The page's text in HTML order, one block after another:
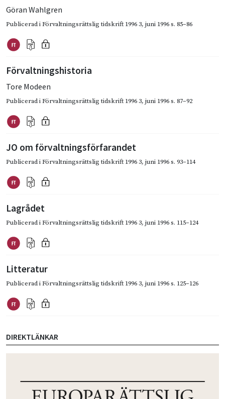
Göran Wahlgren
Publicerad iFörvaltningsrättslig tidskrift 1996 3, juni 1996s. 85–86
Förvaltningshistoria
Tore Modeen
Publicerad iFörvaltningsrättslig tidskrift 1996 3, juni 1996s. 87–92
JO om förvaltningsförfarandet
Publicerad iFörvaltningsrättslig tidskrift 1996 3, juni 1996s. 93–114
Lagrådet
Publicerad iFörvaltningsrättslig tidskrift 1996 3, juni 1996s. 115–124
Litteratur
Publicerad iFörvaltningsrättslig tidskrift 1996 3, juni 1996s. 125–126
DIREKTLÄNKAR